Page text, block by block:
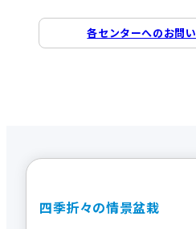
各センターへのお問
四季折々の情景盆栽